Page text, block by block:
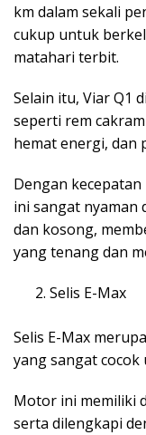
km dalam sekali
cukup untuk
matahari terbit.
Selain itu, Viar Q1
seperti rem
hemat energi, dan
Dengan
ini sangat nyaman
dan kosong,
yang tenang dan
Selis E-Max
Selis E-Max
yang sangat
Motor ini memiliki
serta dilengkapi